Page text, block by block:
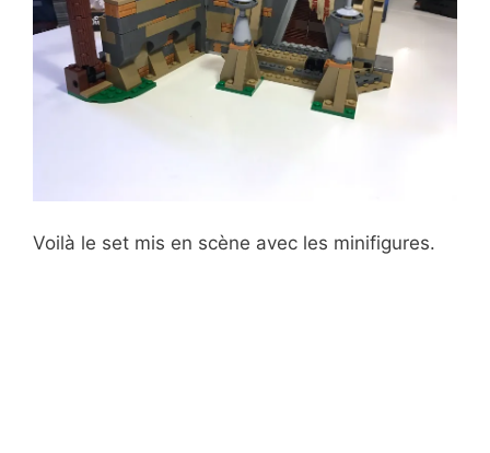
Voilà le set mis en scène avec les minifigures.